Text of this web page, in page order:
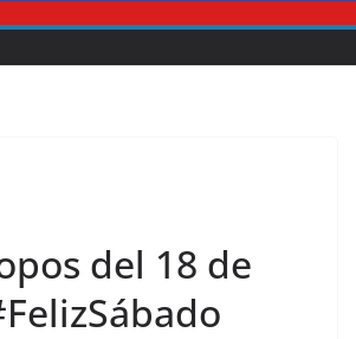
del 18 de